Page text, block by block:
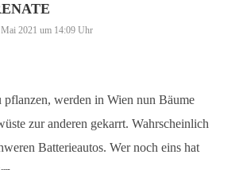
2021 um 14:09 Uhr
pflanzen, werden in Wien nun Bäume
zur anderen gekarrt. Wahrscheinlich
Batterieautos. Wer noch eins hat